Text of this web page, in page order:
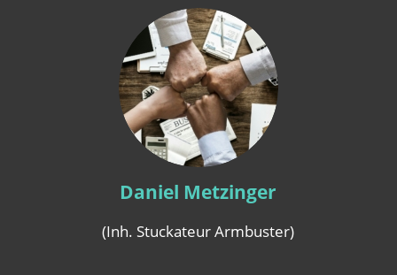
Daniel Metzinger
(Inh. Stuckateur Armbuster)